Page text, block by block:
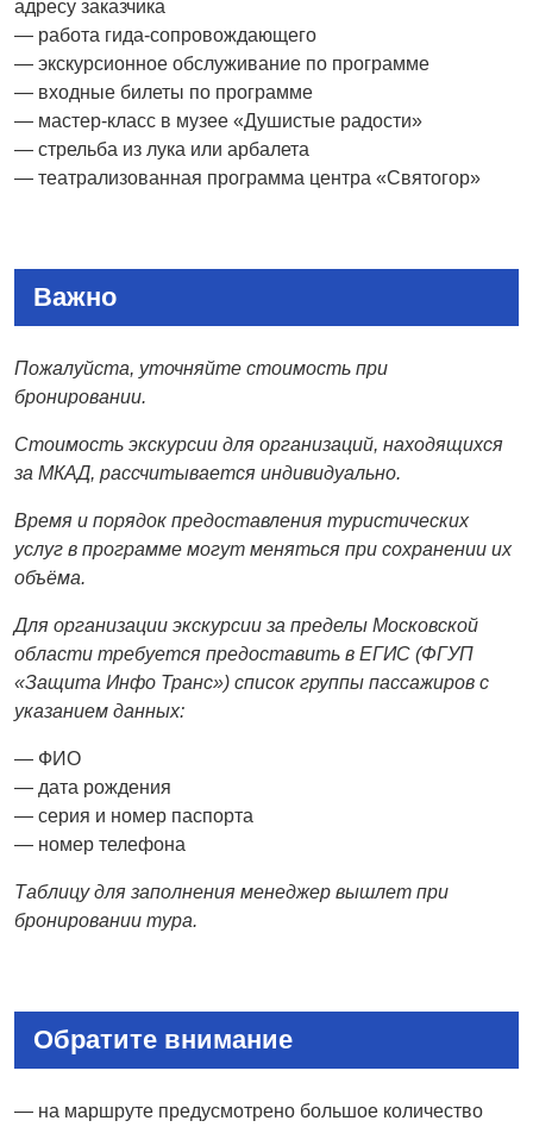
адресу заказчика
— работа гида-сопровождающего
— экскурсионное обслуживание по программе
— входные билеты по программе
— мастер-класс в музее «Душистые радости»
— стрельба из лука или арбалета
— театрализованная программа центра «Святогор»
Важно
Пожалуйста, уточняйте стоимость при
бронировании.
Стоимость экскурсии для организаций, находящихся
за МКАД, рассчитывается индивидуально.
Время и порядок предоставления туристических
услуг в программе могут меняться при сохранении их
объёма.
Для организации экскурсии за пределы Московской
области требуется предоставить в ЕГИС (ФГУП
«Защита Инфо Транс») список группы пассажиров с
указанием данных:
— ФИО
— дата рождения
— серия и номер паспорта
— номер телефона
Таблицу для заполнения менеджер вышлет при
бронировании тура.
Обратите внимание
— на маршруте предусмотрено большое количество